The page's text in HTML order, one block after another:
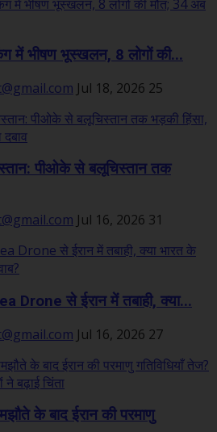
में भीषण भूस्खलन, 8 लोगों की...
Jul 18, 2026 25
पीओके से बलूचिस्तान तक
Jul 16, 2026 31
Drone से ईरान में तबाही, क्या...
Jul 16, 2026 27
के बाद ईरान की परमाणु